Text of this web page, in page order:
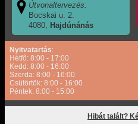
Útvonaltervezés:
Bocskai u. 2.
4080, Hajdúnánás
Nyitvatartás:
Hétfő: 8:00 - 17:00
Kedd: 8:00 - 16:00
Szerda: 8:00 - 16:00
Csütörtök: 8:00 - 16:00
Péntek: 8:00 - 15:00
Hibát talált?